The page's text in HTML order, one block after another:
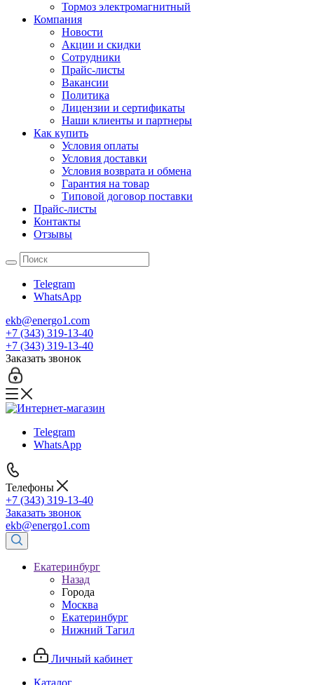
Тормоз электромагнитный
Компания
Новости
Акции и скидки
Сотрудники
Прайс-листы
Вакансии
Политика
Лицензии и сертификаты
Наши клиенты и партнеры
Как купить
Условия оплаты
Условия доставки
Условия возврата и обмена
Гарантия на товар
Типовой договор поставки
Прайс-листы
Контакты
Отзывы
Telegram
WhatsApp
ekb@energo1.com
+7 (343) 319-13-40
+7 (343) 319-13-40
Заказать звонок
Telegram
WhatsApp
Телефоны
+7 (343) 319-13-40
Заказать звонок
ekb@energo1.com
Екатеринбург
Назад
Города
Москва
Екатеринбург
Нижний Тагил
Личный кабинет
Каталог